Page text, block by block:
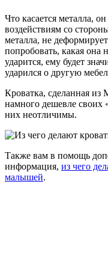
Что касается металла,
воздействиям со
металла, не
попробовать, какая она
ударится, ему будет
ударился о другую
Кроватка, сделанная
намного дешевле своих
них неотличимы.
Также вам в помощь
информация, из чего
малышей.